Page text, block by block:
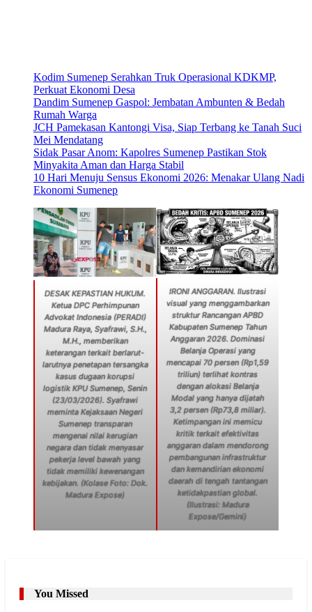
Kodim Sumenep Serahkan Truk Operasional KDKMP,
Perkuat Ekonomi Desa
Dandim Sumenep Gaspol: Jembatan Ambunten & Bedah
Rumah Warga
JCH Pamekasan Kantongi Visa, Siap Terbang ke Tanah Suci
Mei Mendatang
Sidak Pasar Anom: Kapolres Sumenep Pastikan Stok
Minyakita Aman dan Harga Stabil
10 Hari Menuju Sensus Ekonomi 2026: Menakar Ulang Nadi
Ekonomi Sumenep
DESAK KEPASTIAN HUKUM.
Ketua DPC Perhimpunan
Advokat Indonesia (PERADI)
Madura Raya, Syafrawi, S.H.,
M.H., memberikan
keterangan terkait berlarut-
larutnya penetapan tersangka
kasus dugaan korupsi
logistik KPU Sumenep, Senin
(23/03/2026). Syafrawi
meminta Kejaksaan Negeri
Sumenep transparan
mengenai nilai kerugian
negara dan tidak menyasar
pekerja level bawah yang
tidak memiliki kewenangan
kebijakan. (Kolase Foto: Dok.
Madura Expose)
IRONI ANGGARAN. Ilustrasi
visual yang menggambarkan
struktur Rancangan APBD
Kabupaten Sumenep Tahun
Anggaran 2026. Dominasi
Belanja Operasi yang
mencapai 70 persen (Rp1,59
triliun) terlihat kontras
dengan alokasi Belanja
Modal yang hanya dijatah
3,2 persen (Rp73,8 miliar).
Ketimpangan ini memicu
kritik terkait efektivitas
anggaran dalam mendorong
pembangunan infrastruktur
dan kemandirian ekonomi
daerah di tengah tantangan
ketidakpastian global.
(Ilustrasi: Madura
Expose/Gemini)
You Missed